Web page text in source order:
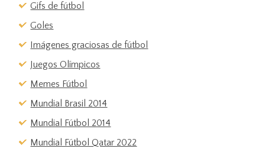
Gifs de fútbol
Goles
Imágenes graciosas de fútbol
Juegos Olímpicos
Memes Fútbol
Mundial Brasil 2014
Mundial Fútbol 2014
Mundial Fútbol Qatar 2022